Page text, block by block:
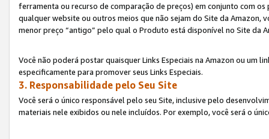
ferramenta ou recurso de comparação de preços) em conjunto com
qualquer website ou outros meios que não sejam do Site da Amazon,
menor preço “antigo” pelo qual o Produto está disponível no Site da
Você não poderá postar quaisquer Links Especiais na Amazon ou um
especificamente para promover seus Links Especiais.
3. Responsabilidade pelo Seu Site
Você será o único responsável pelo seu Site, inclusive pelo
materiais nele exibidos ou nele incluídos. Por exemplo, você será o